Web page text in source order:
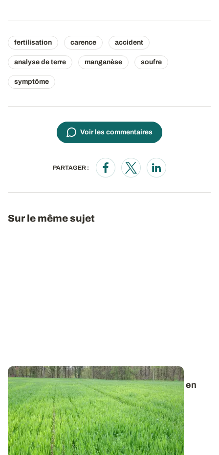
fertilisation carence accident
analyse de terre manganèse soufre
symptôme
Voir les commentaires
PARTAGER :
Opens in a new window
Opens in a new window
Opens in a new
Sur le même sujet
Fertilisation : évaluer le risque de carence en
soufre
Diagnostiquer un risque de carence en soufre c’est
possible. La quantité de sulfate...
20 FÉVR. 2014